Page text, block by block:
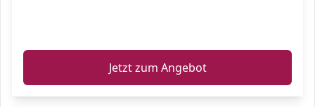
Jetzt zum Angebot